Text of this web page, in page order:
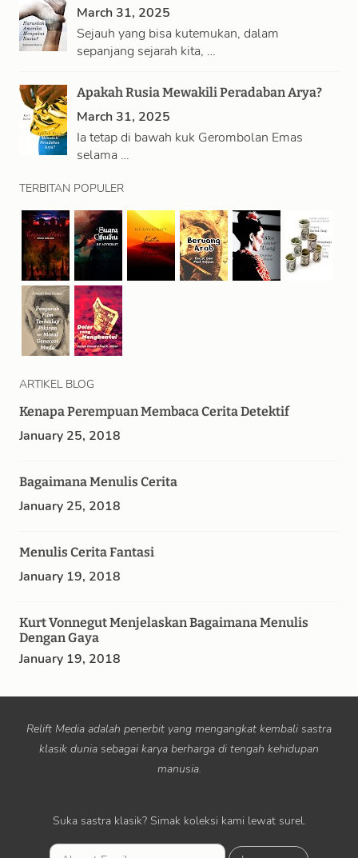
March 31, 2025
Sejauh yang bisa kutemukan, dalam
sepanjang sejarah kita, …
Apakah Rusia Mewakili Peradaban Arya?
March 31, 2025
Ia tetap di bawah kuk Gerombolan Emas
selama …
TERBITAN POPULER
ARTIKEL BLOG
Kenapa Perempuan Membaca Cerita Detektif
January 25, 2018
Bagaimana Menulis Cerita
January 25, 2018
Menulis Cerita Fantasi
January 19, 2018
Kurt Vonnegut Menjelaskan Bagaimana Menulis
Dengan Gaya
January 19, 2018
Relift Media adalah penerbit yang mengangkat kembali sastra
klasik dunia sebagai karya berharga di tengah kehidupan
manusia.
Suka sastra klasik? Simak koleksi kami lewat surel.
L